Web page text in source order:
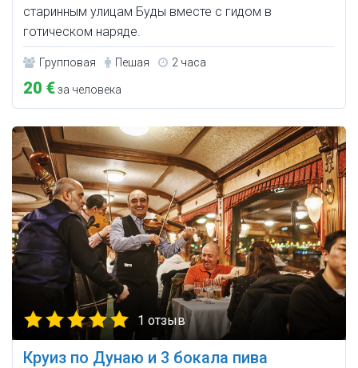
старинным улицам Буды вместе с гидом в
готическом наряде.
Групповая Пешая 2 часа
20 €за человека
1 отзыв
Круиз по Дунаю и 3 бокала пива